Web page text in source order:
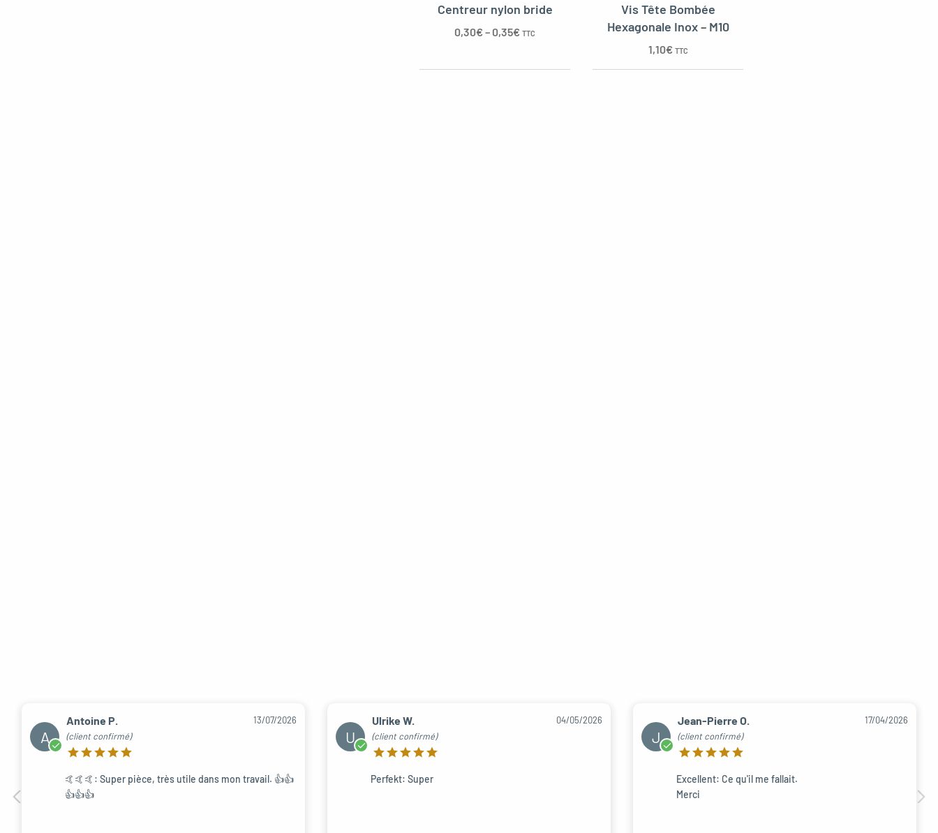
Centreur nylon bride
0,30€– 0,35€ TTC
Vis Tête Bombée
Hexagonale Inox – M10
1,10€ TTC
A
Antoine P.
(client confirmé)
13/07/2026
🤙🤙🤙: Super pièce, très utile dans mon travail. 👍👍
👍👍👍
U
Ulrike W.
(client confirmé)
04/05/2026
Perfekt: Super
J
Jean-Pierre O.
(client confirmé)
17/04/2026
Excellent: Ce qu'il me fallait.
Merci